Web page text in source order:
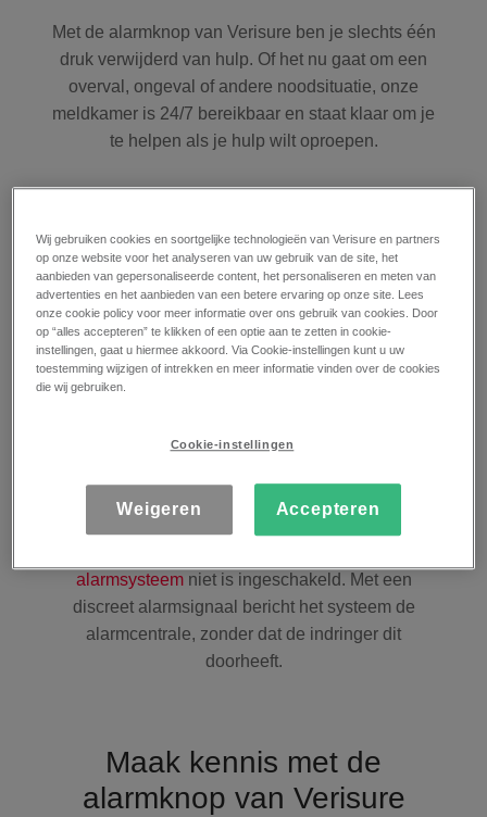
Met de alarmknop van Verisure ben je slechts één
druk verwijderd van hulp. Of het nu gaat om een
overval, ongeval of andere noodsituatie, onze
meldkamer is 24/7 bereikbaar en staat klaar om je
te helpen als je hulp wilt oproepen.
Altijd bij de hand
De noodknop vind je op meerdere producten van
ons alarmsysteem. Zoals op deVoicePad
NightcontrolenKeyfob . Via deze apparatuur stuur
je direct een melding naar onze meldkamer.
Altijd en overal beschermd
alarmsysteemniet is ingeschakeld. Met een
discreet alarmsignaal bericht het systeem de
alarmcentrale, zonder dat de indringer dit
doorheeft.
Maak kennis met de
alarmknop van Verisure
Wij gebruiken cookies en soortgelijke technologieën van Verisure en partners
op onze website voor het analyseren van uw gebruik van de site, het
aanbieden van gepersonaliseerde content, het personaliseren en meten van
advertenties en het aanbieden van een betere ervaring op onze site. Lees
onze cookie policy voor meer informatie over ons gebruik van cookies. Door
op “alles accepteren” te klikken of een optie aan te zetten in cookie-
instellingen, gaat u hiermee akkoord. Via Cookie-instellingen kunt u uw
toestemming wijzigen of intrekken en meer informatie vinden over de cookies
die wij gebruiken.
Cookie-instellingen
Weigeren Accepteren